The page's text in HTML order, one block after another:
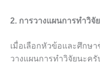
2. การวางแผนการทำวิจัย
เมื่อเลือกหัวข้อและศึกษ
วางแผนการทำวิจัยนะค